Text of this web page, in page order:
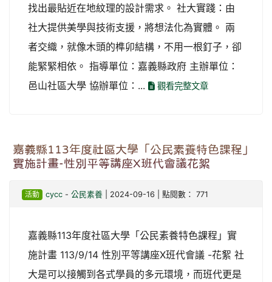
找出最貼近在地紋理的設計需求。 社大實踐：由
社大提供美學與技術支援，將想法化為實體。 兩
者交織，就像木頭的榫卯結構，不用一根釘子，卻
能緊緊相依。 指導單位：嘉義縣政府 主辦單位：
邑山社區大學 協辦單位：...
觀看完整文章
嘉義縣113年度社區大學「公民素養特色課程」
實施計畫-性別平等講座X班代會議花絮
活動 cycc- 公民素養| 2024-09-16 | 點閱數： 771
嘉義縣113年度社區大學「公民素養特色課程」實
施計畫 113/9/14 性別平等講座X班代會議 -花絮 社
大是可以接觸到各式學員的多元環境，而班代更是